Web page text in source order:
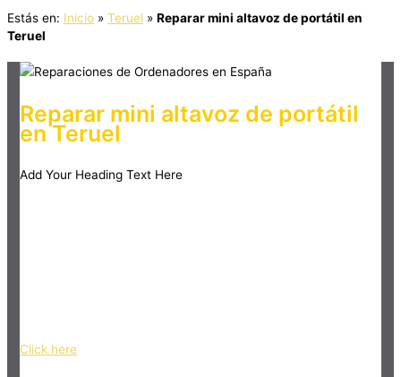
Estás en: Inicio » Teruel » Reparar mini altavoz de portátil en
Teruel
Reparar mini altavoz de portátil
en Teruel
Add Your Heading Text Here
Click here